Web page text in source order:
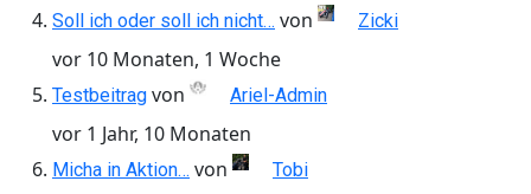
Soll ich oder soll ich nicht… von Zicki
vor 10 Monaten, 1 Woche
Testbeitrag von Ariel-Admin
vor 1 Jahr, 10 Monaten
Micha in Aktion… von Tobi